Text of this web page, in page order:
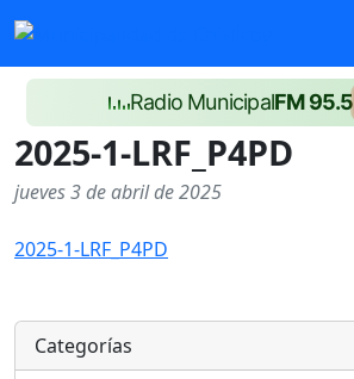
Radio MunicipalFM 95.5
2025-1-LRF_P4PD
jueves 3 de abril de 2025
2025-1-LRF_P4PD
Categorías